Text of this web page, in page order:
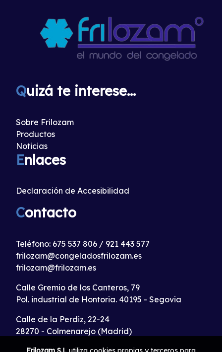
Quizá te interese...
Sobre Frilozam
Productos
Noticias
Enlaces
Declaración de Accesibilidad
Contacto
Teléfono: 675 537 806 / 921 443 577
frilozam@congeladosfrilozam.es
frilozam@frilozam.es
Calle Gremio de los Canteros, 79
Pol. industrial de Hontoria. 40195 - Segovia
Calle de la Perdiz, 22-24
28270 - Colmenarejo (Madrid)